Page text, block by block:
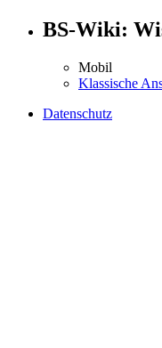
BS-Wiki:
Mobil
Klassische
Datenschutz